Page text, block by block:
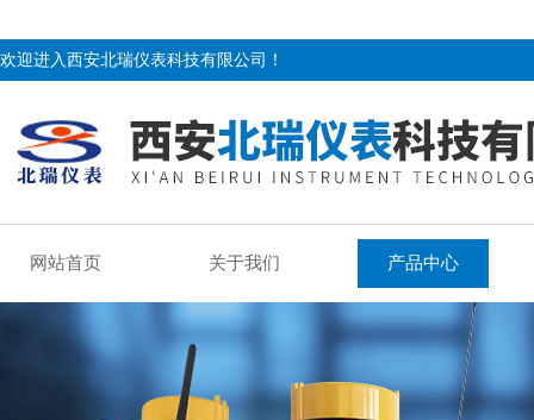
欢迎进入西安北瑞仪表科技有限公司！
网站首页 关于我们 产品中心